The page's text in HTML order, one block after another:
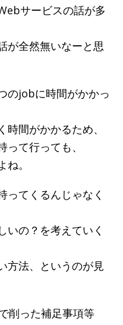
サービスの話が多
が全然無いなーと思
のjobに時間がかかっ
間がかかるため、
て行っても、
。
ってくるんじゃなく
いの？を考えていく
方法、というのが見
削った補足事項等